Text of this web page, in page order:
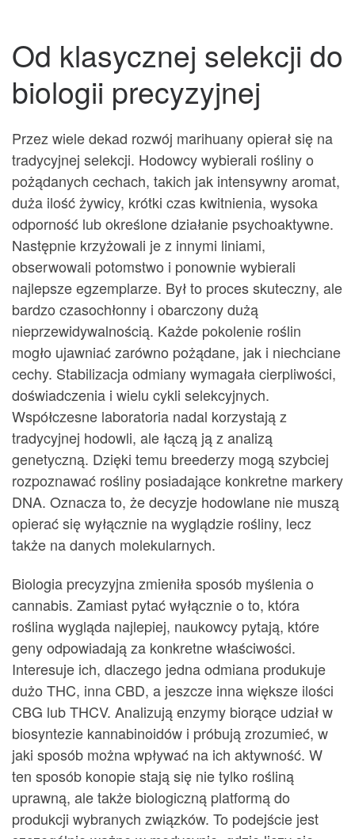
Od klasycznej selekcji do
biologii precyzyjnej
Przez wiele dekad rozwój marihuany opierał się na
tradycyjnej selekcji. Hodowcy wybierali rośliny o
pożądanych cechach, takich jak intensywny aromat,
duża ilość żywicy, krótki czas kwitnienia, wysoka
odporność lub określone działanie psychoaktywne.
Następnie krzyżowali je z innymi liniami,
obserwowali potomstwo i ponownie wybierali
najlepsze egzemplarze. Był to proces skuteczny, ale
bardzo czasochłonny i obarczony dużą
nieprzewidywalnością. Każde pokolenie roślin
mogło ujawniać zarówno pożądane, jak i niechciane
cechy. Stabilizacja odmiany wymagała cierpliwości,
doświadczenia i wielu cykli selekcyjnych.
Współczesne laboratoria nadal korzystają z
tradycyjnej hodowli, ale łączą ją z analizą
genetyczną. Dzięki temu breederzy mogą szybciej
rozpoznawać rośliny posiadające konkretne markery
DNA. Oznacza to, że decyzje hodowlane nie muszą
opierać się wyłącznie na wyglądzie rośliny, lecz
także na danych molekularnych.
Biologia precyzyjna zmieniła sposób myślenia o
cannabis. Zamiast pytać wyłącznie o to, która
roślina wygląda najlepiej, naukowcy pytają, które
geny odpowiadają za konkretne właściwości.
Interesuje ich, dlaczego jedna odmiana produkuje
dużo THC, inna CBD, a jeszcze inna większe ilości
CBG lub THCV. Analizują enzymy biorące udział w
biosyntezie kannabinoidów i próbują zrozumieć, w
jaki sposób można wpływać na ich aktywność. W
ten sposób konopie stają się nie tylko rośliną
uprawną, ale także biologiczną platformą do
produkcji wybranych związków. To podejście jest